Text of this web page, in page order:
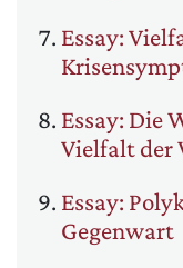
Essay:
Essay: Die
Vielfalt der
Essay:
Gegenwart